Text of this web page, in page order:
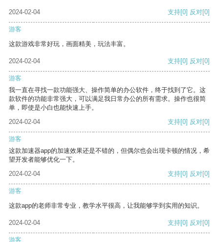
2024-02-04 支持[0] 反对[0]
游客
这款游戏非常好玩，画面精美，玩法丰富。
2024-02-04 支持[0] 反对[0]
游客
我一直在寻找一款功能强大、操作简单的办公软件，终于找到了它。这
款软件的功能非常强大，可以满足我日常办公的所有需求。操作也很简
单，即使是小白也能快速上手。
2024-02-04
支持[0] 反对[0]
游客
这款加速器app的加速效果还是不错的，但偶尔也会出现卡顿的情况，希
望开发者能够优化一下。
2024-02-04
支持[0] 反对[0]
游客
这款app的老师非常专业，教学水平很高，让我能够学到实用的知识。
2024-02-04 支持[0] 反对[0]
游客